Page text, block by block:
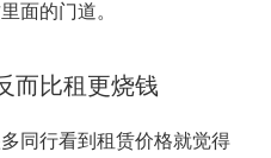
面的门道。
而比租更烧钱
同行看到租赁价格就觉得